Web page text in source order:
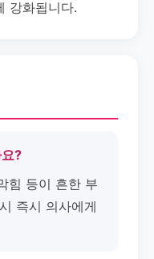
강화됩니다.
?
힘 등이 흔한 부
즉시 의사에게